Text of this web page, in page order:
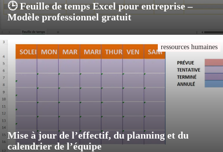
🕒 Feuille de temps Excel pour entreprise –
Modèle professionnel gratuit
ressources humaines
Mise à jour de l’effectif, du planning et du
calendrier de l’équipe